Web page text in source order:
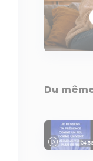
Du
04:56